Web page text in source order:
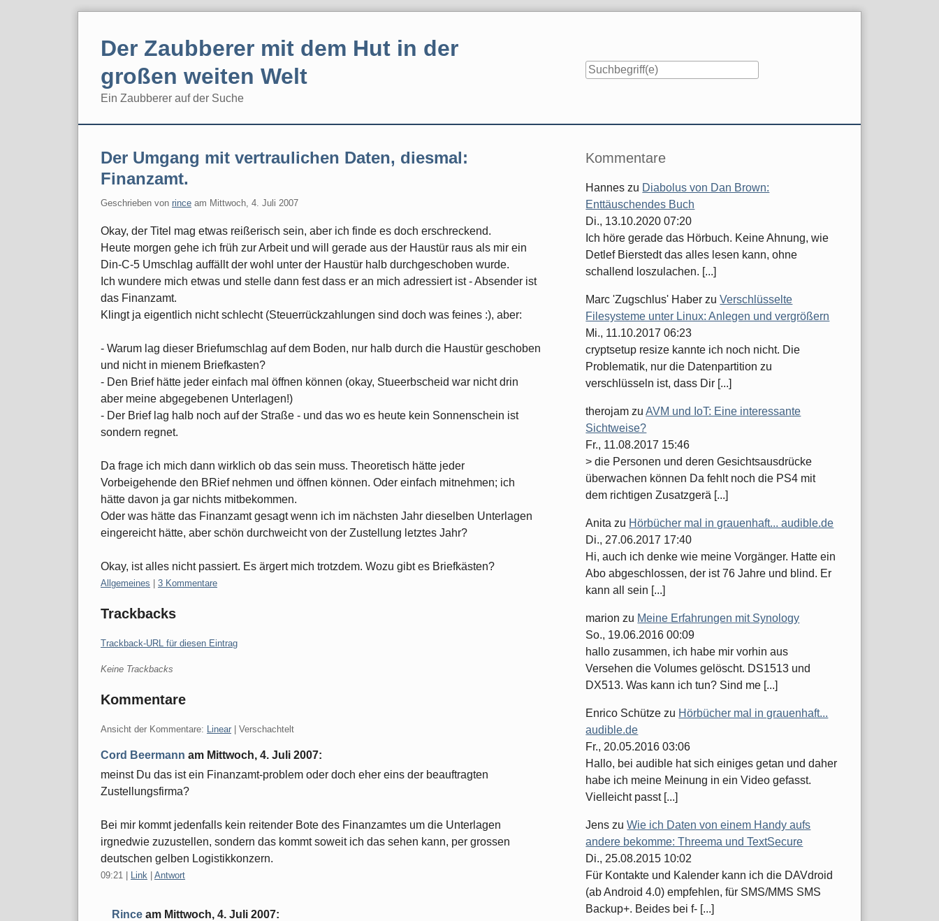
Der Zaubberer mit dem Hut in der
großen weiten Welt
Ein Zaubberer auf der Suche
Der Umgang mit vertraulichen Daten, diesmal:
Finanzamt.
Geschrieben von rince am Mittwoch, 4. Juli 2007
Okay, der Titel mag etwas reißerisch sein, aber ich finde es doch erschreckend.
Heute morgen gehe ich früh zur Arbeit und will gerade aus der Haustür raus als mir ein
Din-C-5 Umschlag auffällt der wohl unter der Haustür halb durchgeschoben wurde.
Ich wundere mich etwas und stelle dann fest dass er an mich adressiert ist - Absender ist
das Finanzamt.
Klingt ja eigentlich nicht schlecht (Steuerrückzahlungen sind doch was feines :), aber:
- Warum lag dieser Briefumschlag auf dem Boden, nur halb durch die Haustür geschoben
und nicht in mienem Briefkasten?
- Den Brief hätte jeder einfach mal öffnen können (okay, Stueerbscheid war nicht drin
aber meine abgegebenen Unterlagen!)
- Der Brief lag halb noch auf der Straße - und das wo es heute kein Sonnenschein ist
sondern regnet.
Da frage ich mich dann wirklich ob das sein muss. Theoretisch hätte jeder
Vorbeigehende den BRief nehmen und öffnen können. Oder einfach mitnehmen; ich
hätte davon ja gar nichts mitbekommen.
Oder was hätte das Finanzamt gesagt wenn ich im nächsten Jahr dieselben Unterlagen
eingereicht hätte, aber schön durchweicht von der Zustellung letztes Jahr?
Okay, ist alles nicht passiert. Es ärgert mich trotzdem. Wozu gibt es Briefkästen?
Kategorien:
Allgemeines 3 Kommentare
Trackbacks
Trackback-URL für diesen Eintrag
Keine Trackbacks
Kommentare
Ansicht der Kommentare: Linear | Verschachtelt
Cord Beermann am Mittwoch, 4. Juli 2007:
meinst Du das ist ein Finanzamt-problem oder doch eher eins der beauftragten
Zustellungsfirma?
Bei mir kommt jedenfalls kein reitender Bote des Finanzamtes um die Unterlagen
irgnedwie zuzustellen, sondern das kommt soweit ich das sehen kann, per grossen
deutschen gelben Logistikkonzern.
09:21 Link Antwort
Rince am Mittwoch, 4. Juli 2007:
Seitenleiste
Kommentare
Hannes zu Diabolus von Dan Brown:
Enttäuschendes Buch
Di., 13.10.2020 07:20
Ich höre gerade das Hörbuch. Keine Ahnung, wie
Detlef Bierstedt das alles lesen kann, ohne
schallend loszulachen. [...]
Marc 'Zugschlus' Haber zuVerschlüsselte
Filesysteme unter Linux: Anlegen und vergrößern
Mi., 11.10.2017 06:23
cryptsetup resize kannte ich noch nicht. Die
Problematik, nur die Datenpartition zu
verschlüsseln ist, dass Dir [...]
therojam zuAVM und IoT: Eine interessante
Sichtweise?
Fr., 11.08.2017 15:46
> die Personen und deren Gesichtsausdrücke
überwachen können Da fehlt noch die PS4 mit
dem richtigen Zusatzgerä [...]
Anita zu Hörbücher mal in grauenhaft... audible.de
Di., 27.06.2017 17:40
Hi, auch ich denke wie meine Vorgänger. Hatte ein
Abo abgeschlossen, der ist 76 Jahre und blind. Er
kann all sein [...]
marion zu Meine Erfahrungen mit Synology
So., 19.06.2016 00:09
hallo zusammen, ich habe mir vorhin aus
Versehen die Volumes gelöscht. DS1513 und
DX513. Was kann ich tun? Sind me [...]
Enrico Schütze zu Hörbücher mal in grauenhaft...
audible.de
Fr., 20.05.2016 03:06
Hallo, bei audible hat sich einiges getan und daher
habe ich meine Meinung in ein Video gefasst.
Vielleicht passt [...]
Jens zuWie ich Daten von einem Handy aufs
andere bekomme: Threema und TextSecure
Di., 25.08.2015 10:02
Für Kontakte und Kalender kann ich die DAVdroid
(ab Android 4.0) empfehlen, für SMS/MMS SMS
Backup+. Beides bei f- [...]